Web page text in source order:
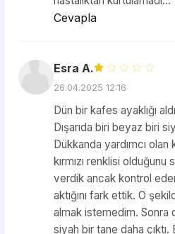
Cevapla
Esra A.
26.04.2025 12:16
Dün bir kafes ayaklığı
Dışarıda biri beyaz biri
Dükkanda yardımcı olan
kırmızı renklisi
verdik ancak kontrol
aktığını fark ettik. O
almak istemedim. Sonra
siyah bir tane daha